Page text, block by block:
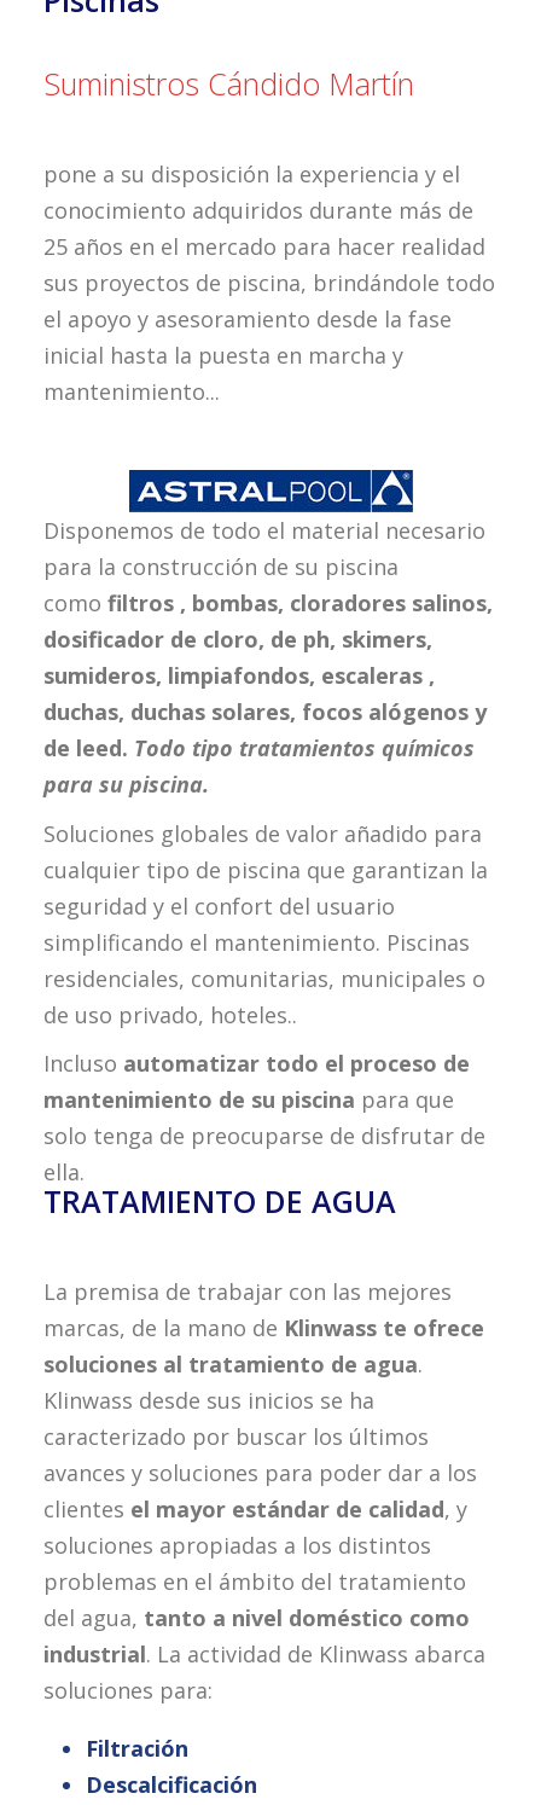
Suministros Cándido Martín
pone a su disposición la experiencia y el
conocimiento adquiridos durante más de
25 años en el mercado para hacer realidad
sus proyectos de piscina, brindándole todo
el apoyo y asesoramiento desde la fase
inicial hasta la puesta en marcha y
mantenimiento...
Disponemos de todo el material necesario
para la construcción de su piscina
comofiltros , bombas, cloradores salinos,
dosificador de cloro, de ph, skimers,
sumideros, limpiafondos, escaleras ,
duchas, duchas solares, focos alógenos y
de leed. Todo tipo tratamientos químicos
para su piscina.
Soluciones globales de valor añadido para
cualquier tipo de piscina que garantizan la
seguridad y el confort del usuario
simplificando el mantenimiento. Piscinas
residenciales, comunitarias, municipales o
de uso privado, hoteles..
Incluso automatizar todo el proceso de
mantenimiento de su piscina para que
solo tenga de preocuparse de disfrutar de
ella.
TRATAMIENTO DE AGUA
La premisa de trabajar con las mejores
marcas, de la mano de Klinwass te ofrece
soluciones al tratamiento de agua.
Klinwass desde sus inicios se ha
caracterizado por buscar los últimos
avances y soluciones para poder dar a los
clientes el mayor estándar de calidad, y
soluciones apropiadas a los distintos
problemas en el ámbito del tratamiento
del agua, tanto a nivel doméstico como
industrial. La actividad de Klinwass abarca
soluciones para:
Filtración
Descalcificación